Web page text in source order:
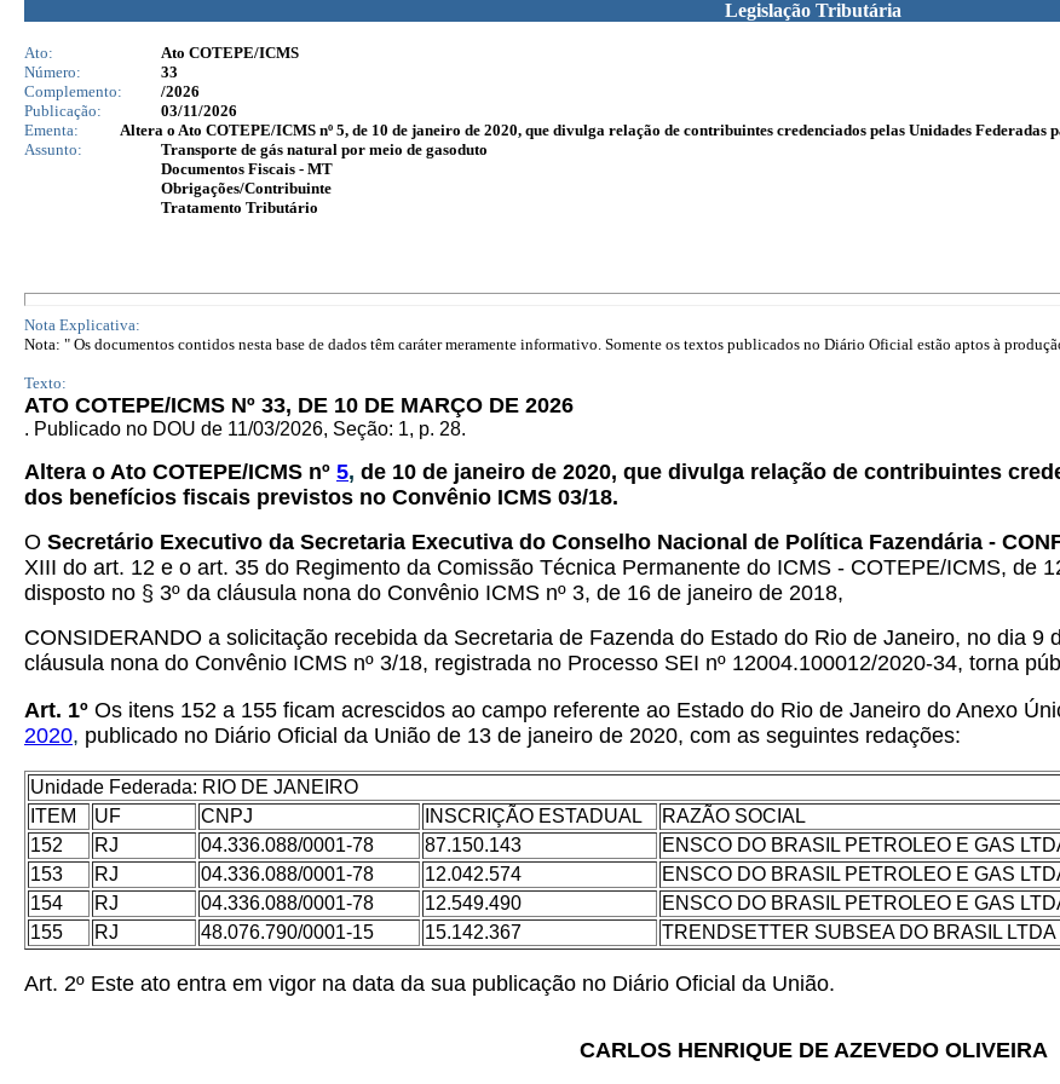
Legislação Tributária
Ato:
Ato COTEPE/ICMS
Número:
33
Complemento:
/2026
Publicação:
03/11/2026
Ementa:
Altera o Ato COTEPE/ICMS nº 5, de 10 de janeiro de 2020, que divulga relação de contribuintes credenciados pelas Unidades
Assunto:
Transporte de gás natural por meio de gasoduto
Documentos Fiscais - MT
Obrigações/Contribuinte
Tratamento Tributário
Nota Explicativa:
Nota: " Os documentos contidos nesta base de dados têm caráter meramente informativo. Somente os textos publicados no Diário Oficial estão aptos à
Texto:
ATO COTEPE/ICMS Nº 33, DE 10 DE MARÇO DE 2026
. Publicado no DOU de 11/03/2026, Seção: 1, p. 28.
Altera o Ato COTEPE/ICMS nº 5, de 10 de janeiro de 2020, que divulga relação de contribuintes
dos benefícios fiscais previstos no Convênio ICMS 03/18.
O Secretário Executivo da Secretaria Executiva do Conselho Nacional de Política Fazendária -
XIII do art. 12 e o art. 35 do Regimento da Comissão Técnica Permanente do ICMS - COTEPE/ICMS, de
disposto no § 3º da cláusula nona do Convênio ICMS nº 3, de 16 de janeiro de 2018,
CONSIDERANDO a solicitação recebida da Secretaria de Fazenda do Estado do Rio de Janeiro, no dia 9
cláusula nona do Convênio ICMS nº 3/18, registrada no Processo SEI nº 12004.100012/2020-34, torna
Art. 1º Os itens 152 a 155 ficam acrescidos ao campo referente ao Estado do Rio de Janeiro do Anexo
2020, publicado no Diário Oficial da União de 13 de janeiro de 2020, com as seguintes redações:
Unidade Federada: RIO DE JANEIRO
ITEM
UF CNPJ INSCRIÇÃO ESTADUAL
RAZÃO SOCIAL
152
RJ 04.336.088/0001-78 87.150.143
ENSCO DO BRASIL PETROLEO E GAS
153
RJ 04.336.088/0001-78 12.042.574
ENSCO DO BRASIL PETROLEO E GAS
154
RJ 04.336.088/0001-78 12.549.490
ENSCO DO BRASIL PETROLEO E GAS
155
RJ 48.076.790/0001-15 15.142.367 TRENDSETTER SUBSEA DO BRASIL LTDA
Art. 2º Este ato entra em vigor na data da sua publicação no Diário Oficial da União.
CARLOS HENRIQUE DE AZEVEDO OLIVEIRA